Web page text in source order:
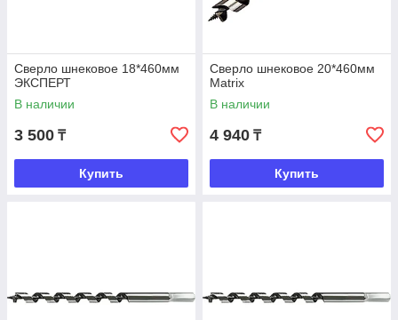
Сверло шнековое 18*460мм
ЭКСПЕРТ
В наличии
3 500 ₸
Купить
Сверло шнековое 20*460мм
Matrix
В наличии
4 940 ₸
Купить